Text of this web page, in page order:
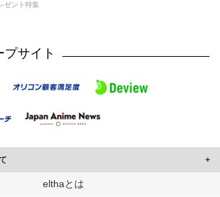
ゼント特集
プサイト
を使用して、ユーザーに合わせたコンテンツや広告の
elthaとは